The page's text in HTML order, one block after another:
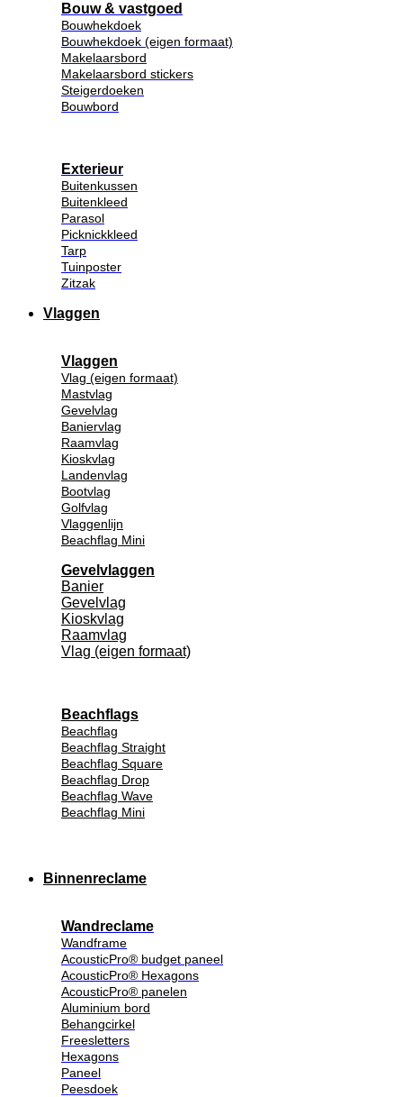
Bouw & vastgoed
Bouwhekdoek
Bouwhekdoek (eigen formaat)
Makelaarsbord
Makelaarsbord stickers
Steigerdoeken
Bouwbord
Exterieur
Buitenkussen
Buitenkleed
Parasol
Picknickkleed
Tarp
Tuinposter
Zitzak
Vlaggen
Vlaggen
Vlag (eigen formaat)
Mastvlag
Gevelvlag
Baniervlag
Raamvlag
Kioskvlag
Landenvlag
Bootvlag
Golfvlag
Vlaggenlijn
Beachflag Mini
Gevelvlaggen
Banier
Gevelvlag
Kioskvlag
Raamvlag
Vlag (eigen formaat)
Beachflags
Beachflag
Beachflag Straight
Beachflag Square
Beachflag Drop
Beachflag Wave
Beachflag Mini
Binnenreclame
Wandreclame
Wandframe
AcousticPro® budget paneel
AcousticPro® Hexagons
AcousticPro® panelen
Aluminium bord
Behangcirkel
Freesletters
Hexagons
Paneel
Peesdoek